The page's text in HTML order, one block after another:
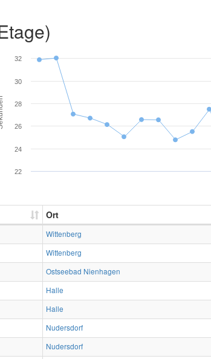
22
24
26
28
30
32
Ort
Wittenberg
Wittenberg
Ostseebad Nienhagen
Halle
Halle
Nudersdorf
Nudersdorf